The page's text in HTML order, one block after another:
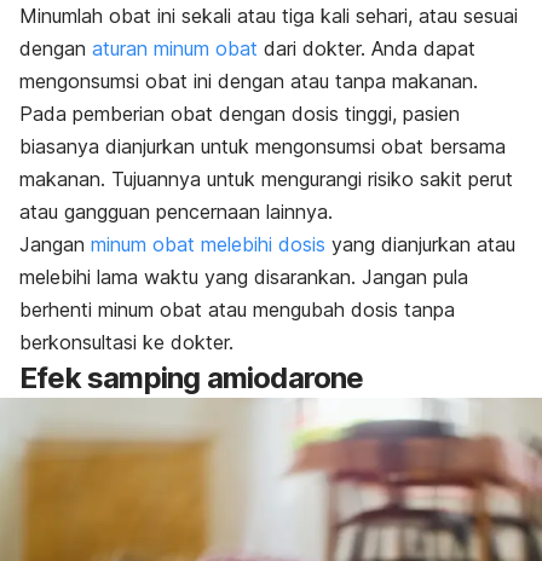
Minumlah obat ini sekali atau tiga kali sehari, atau sesuai
dengan aturan minum obat dari dokter. Anda dapat
mengonsumsi obat ini dengan atau tanpa makanan.
Pada pemberian obat dengan dosis tinggi, pasien
biasanya dianjurkan untuk mengonsumsi obat bersama
makanan. Tujuannya untuk mengurangi risiko sakit perut
atau gangguan pencernaan lainnya.
Jangan minum obat melebihi dosis yang dianjurkan atau
melebihi lama waktu yang disarankan. Jangan pula
berhenti minum obat atau mengubah dosis tanpa
berkonsultasi ke dokter.
Efek samping amiodarone